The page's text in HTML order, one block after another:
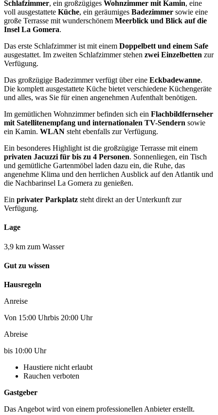
Schlafzimmer, ein großzügiges Wohnzimmer mit Kamin, eine
voll ausgestattete Küche, ein geräumiges Badezimmer sowie eine
große Terrasse mit wunderschönem Meerblick und Blick auf die
Insel La Gomera.
Das erste Schlafzimmer ist mit einem Doppelbett und einem Safe
ausgestattet. Im zweiten Schlafzimmer stehen zwei Einzelbetten zur
Verfügung.
Das großzügige Badezimmer verfügt über eine Eckbadewanne.
Die komplett ausgestattete Küche bietet verschiedene Küchengeräte
und alles, was Sie für einen angenehmen Aufenthalt benötigen.
Im gemütlichen Wohnzimmer befinden sich ein Flachbildfernseher
mit Satellitenempfang und internationalen TV-Sendern sowie
ein Kamin. WLAN steht ebenfalls zur Verfügung.
Ein besonderes Highlight ist die großzügige Terrasse mit einem
privaten Jacuzzi für bis zu 4 Personen. Sonnenliegen, ein Tisch
und gemütliche Gartenmöbel laden dazu ein, die Ruhe, das
angenehme Klima und den herrlichen Ausblick auf den Atlantik und
die Nachbarinsel La Gomera zu genießen.
Ein privater Parkplatz steht direkt an der Unterkunft zur
Verfügung.
Lage
3,9 km zum Wasser
Gut zu wissen
Hausregeln
Anreise
Von 15:00 Uhrbis 20:00 Uhr
Abreise
bis 10:00 Uhr
Haustiere nicht erlaubt
Rauchen verboten
Gastgeber
Das Angebot wird von einem professionellen Anbieter erstellt.